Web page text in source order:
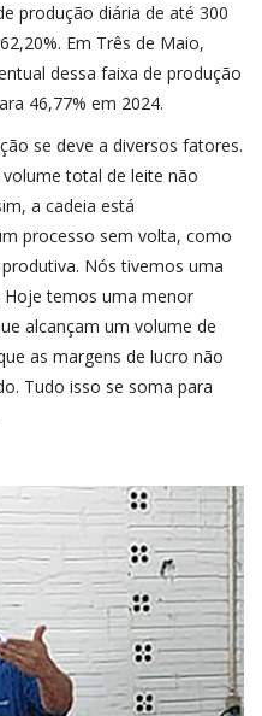
produção diária de até 300
Em Três de Maio,
dessa faixa de produção
46,77% em 2024.
se deve a diversos fatores.
total de leite não
a cadeia está
processo sem volta, como
Nós tivemos uma
Hoje temos uma menor
alcançam um volume de
as margens de lucro não
Tudo isso se soma para